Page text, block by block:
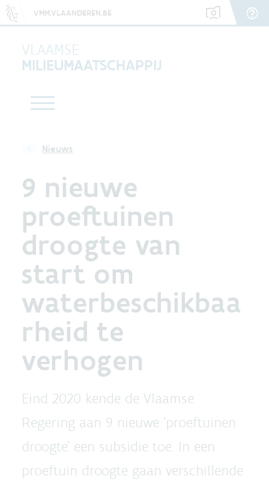
VMM.VLAANDEREN.BE
VLAAMSE
MILIEUMAATSCHAPPIJ
Nieuws
9 nieuwe
proeftuinen
droogte van
start om
waterbeschikbaa
rheid te
verhogen
Eind 2020 kende de Vlaamse
Regering aan 9 nieuwe ‘proeftuinen
droogte’ een subsidie toe. In een
proeftuin droogte gaan verschillende